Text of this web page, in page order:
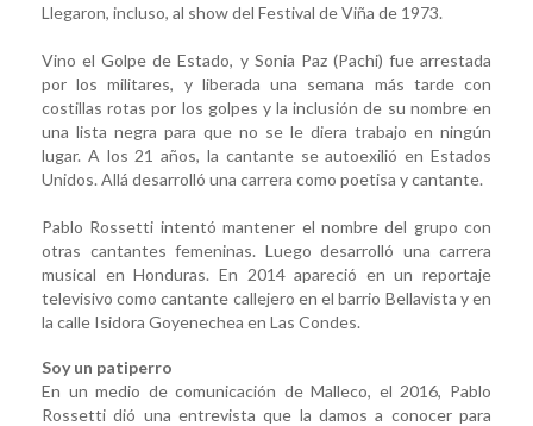
Llegaron, incluso, al show del Festival de Viña de 1973.
Vino el Golpe de Estado, y Sonia Paz (Pachi) fue arrestada
por los militares, y liberada una semana más tarde con
costillas rotas por los golpes y la inclusión de su nombre en
una lista negra para que no se le diera trabajo en ningún
lugar. A los 21 años, la cantante se autoexilió en Estados
Unidos. Allá desarrolló una carrera como poetisa y cantante.
Pablo Rossetti intentó mantener el nombre del grupo con
otras cantantes femeninas. Luego desarrolló una carrera
musical en Honduras. En 2014 apareció en un reportaje
televisivo como cantante callejero en el barrio Bellavista y en
la calle Isidora Goyenechea en Las Condes.
Soy un patiperro
En un medio de comunicación de Malleco, el 2016, Pablo
Rossetti dió una entrevista que la damos a conocer para